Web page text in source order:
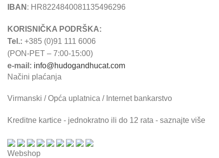
IBAN : HR8224840081135496296
KORISNIČKA PODRŠKA:
Tel.: +385 (0)91 111 6006
(PON-PET – 7:00-15:00)
e-mail: info@hudogandhucat.com
Načini plaćanja
Virmanski / Opća uplatnica / Internet bankarstvo
Kreditne kartice - jednokratno ili do 12 rata - saznajte više
Webshop